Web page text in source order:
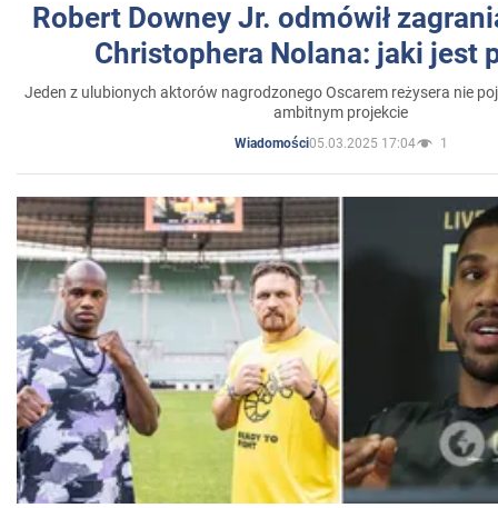
Robert Downey Jr. odmówił
Christophera Nolana: jaki jest
Jeden z ulubionych aktorów nagrodzonego Oscarem reżysera nie
ambitnym projekcie
Wiadomości05.03.2025 17:04 1